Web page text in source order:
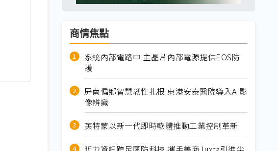
商情焦點
系統內部電路中 主晶片內部電源提供EOS防
護
屏南偏鄉智慧韌性扎根 東港安泰醫院導入AI影
像辨識
英特蒙以新一代即時軟體推動工業控制革新